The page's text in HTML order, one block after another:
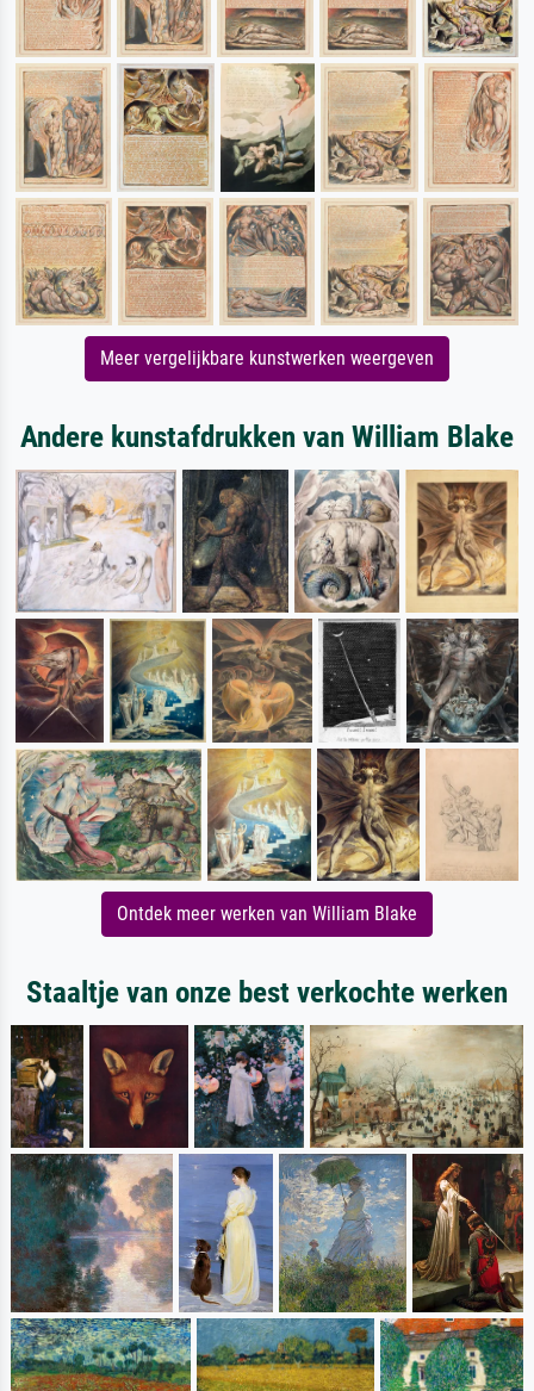
Meer vergelijkbare kunstwerken weergeven
Andere kunstafdrukken van William Blake
Ontdek meer werken van William Blake
Staaltje van onze best verkochte werken